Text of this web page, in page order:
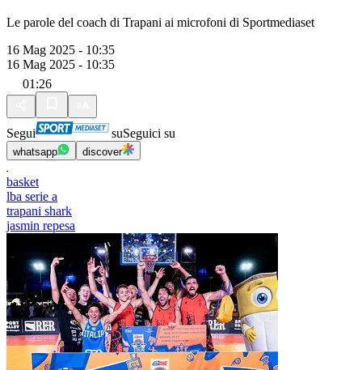
Le parole del coach di Trapani ai microfoni di Sportmediaset
16 Mag 2025 - 10:35
16 Mag 2025 - 10:35
01:26
Segui suSeguici su
whatsapp discover
basket
lba serie a
trapani shark
jasmin repesa